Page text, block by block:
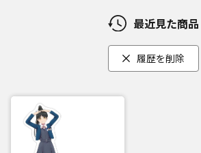
最近見た商品
履歴を削除